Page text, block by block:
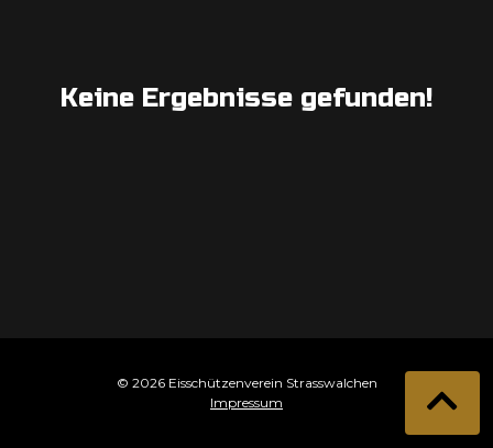
Keine Ergebnisse gefunden!
© 2026 Eisschützenverein Strasswalchen
Impressum